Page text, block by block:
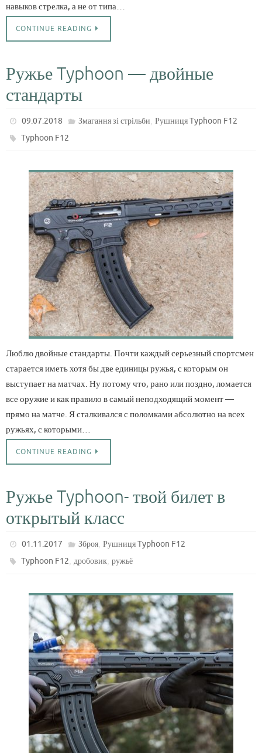
навыков стрелка, а не от типа…
CONTINUE READING
Ружье Typhoon — двойные
стандарты
09.07.2018 Змагання зі стрільби, Рушниця Typhoon F12
Typhoon F12
Люблю двойные стандарты. Почти каждый серьезный спортсмен
старается иметь хотя бы две единицы ружья, с которым он
выступает на матчах. Ну потому что, рано или поздно, ломается
все оружие и как правило в самый неподходящий момент —
прямо на матче. Я сталкивался с поломками абсолютно на всех
ружьях, с которыми…
CONTINUE READING
Ружье Typhoon- твой билет в
открытый класс
01.11.2017 Зброя, Рушниця Typhoon F12
Typhoon F12,дробовик,ружьё